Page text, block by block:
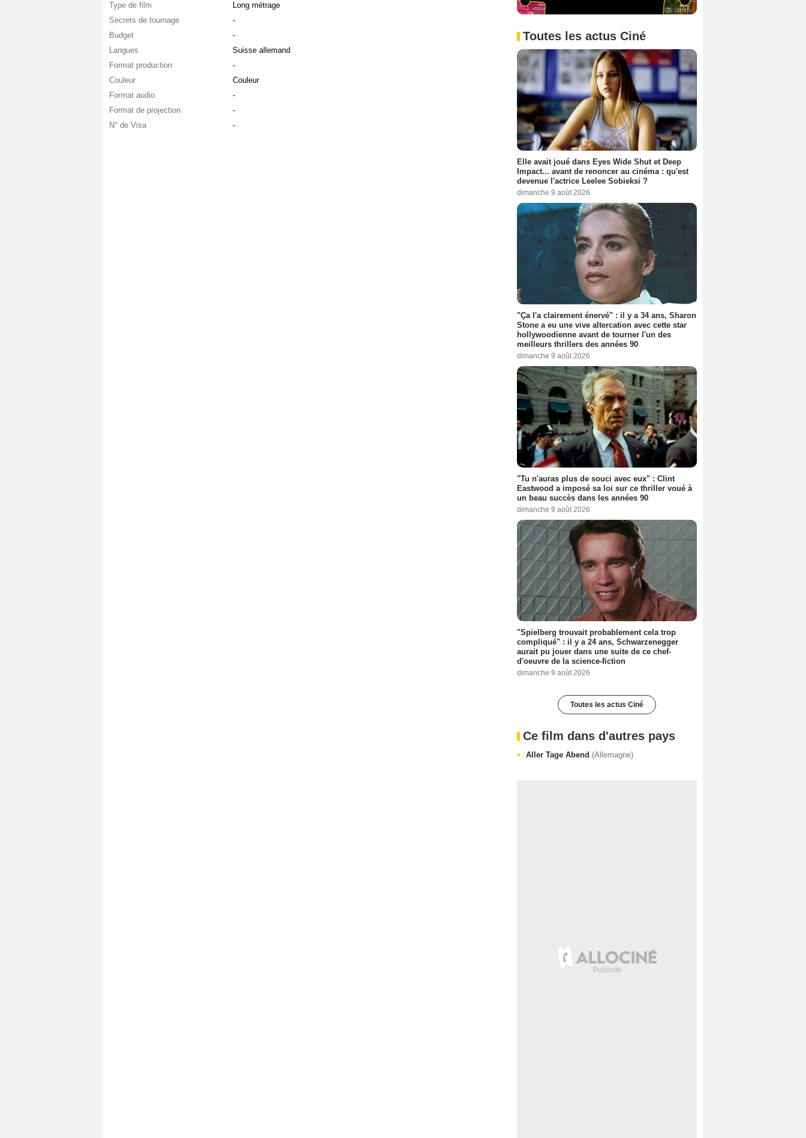
Type de film
Long métrage
Secrets de tournage
-
Budget
-
Langues
Suisse allemand
Format production
-
Couleur
Couleur
Format audio
-
Format de projection
-
N° de Visa
-
Toutes les actus Ciné
Elle avait joué dans Eyes Wide Shut et Deep
Impact... avant de renoncer au cinéma : qu'est
devenue l'actrice Leelee Sobieksi ?
dimanche 9 août 2026
"Ça l'a clairement énervé" : il y a 34 ans, Sharon
Stone a eu une vive altercation avec cette star
hollywoodienne avant de tourner l'un des
meilleurs thrillers des années 90
dimanche 9 août 2026
"Tu n'auras plus de souci avec eux" : Clint
Eastwood a imposé sa loi sur ce thriller voué à
un beau succès dans les années 90
dimanche 9 août 2026
"Spielberg trouvait probablement cela trop
compliqué" : il y a 24 ans, Schwarzenegger
aurait pu jouer dans une suite de ce chef-
d'oeuvre de la science-fiction
dimanche 9 août 2026
Toutes les actus Ciné
Ce film dans d'autres pays
Aller Tage Abend (Allemagne)